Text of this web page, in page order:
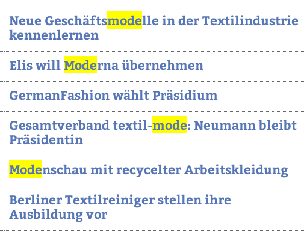
Neue Geschäftsmodelle in der Textilindustrie
kennenlernen
Elis willModerna übernehmen
GermanFashion wählt Präsidium
Gesamtverband textil-mode: Neumann bleibt
Präsidentin
Modenschau mit recycelter Arbeitskleidung
Berliner Textilreiniger stellen ihre
Ausbildung vor